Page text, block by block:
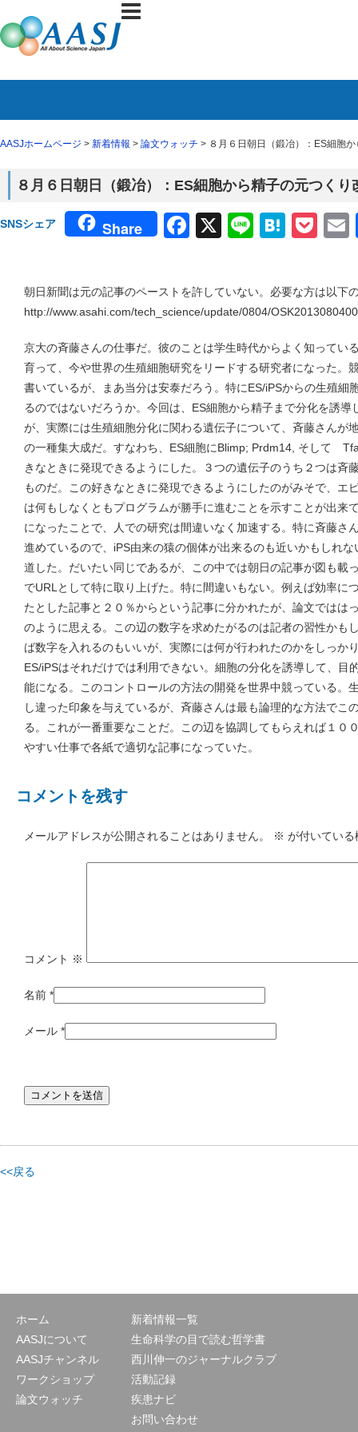
AASJホームページ > 新着情報 > 論文ウォッチ > ８月６日朝日（鍛冶）：ES細胞
８月６日朝日（鍛冶）：ES細胞から精子の元つく
SNSシェア Share Facebook
X Line
朝日新聞は元の記事のペーストを許していない。必要な方は以下
http://www.asahi.com/tech_science/update/0804/
京大の斉藤さんの仕事だ。彼のことは学生時代からよく知ってい
育って、今や世界の生殖細胞研究をリードする研究者になった。
書いているが、まあ当分は安泰だろう。特にES/iPSからの生殖細
るのではないだろうか。今回は、ES細胞から精子まで分化を誘
が、実際には生殖細胞分化に関わる遺伝子について、斉藤さんが
の一種集大成だ。すなわち、ES細胞にBlimp; Prdm14, そして
きなときに発現できるようにした。３つの遺伝子のうち２つは斉
ものだ。この好きなときに発現できるようにしたのがみそで、エ
は何もしなくともプログラムが勝手に進むことを示すことが出来
になったことで、人での研究は間違いなく加速する。特に斉藤さ
進めているので、iPS由来の猿の個体が出来るのも近いかも
道した。だいたい同じであるが、この中では朝日の記事が図も載
でURLとして特に取り上げた。特に間違いもない。例えば効率に
たとした記事と２０％からという記事に分かれたが、論文ではは
のように思える。この辺の数字を求めたがるのは記者の習性かも
ば数字を入れるのもいいが、実際には何が行われたのかをしっか
ES/iPSはそれだけでは利用できない。細胞の分化を誘導して、目
能になる。このコントロールの方法の開発を世界中競っている。
し違った印象を与えているが、斉藤さんは最も論理的な方法でこ
る。これが一番重要なことだ。この辺を協調してもらえれば
やすい仕事で各紙で適切な記事になっていた。
コメントを残す
メールアドレスが公開されることはありません。 ※ が付いてい
コメント ※
名前 *
メール *
<<戻る
ホーム
AASJについて
AASJチャンネル
ワークショップ
論文ウォッチ
新着情報一覧
生命科学の目で読む哲学書
西川伸一のジャーナルクラブ
活動記録
疾患ナビ
お問い合わせ